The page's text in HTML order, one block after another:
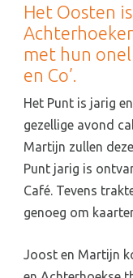
Het Oosten
met hun
en Co’.
Het Punt is jarig
gezellige avond
Martijn zullen
Punt jarig is
Café. Tevens
genoeg om
Joost en Martijn